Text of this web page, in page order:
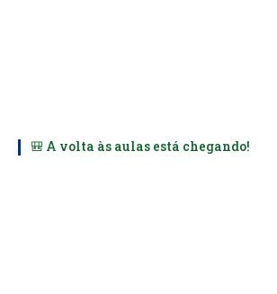
🎒 A volta às aulas está chegando!